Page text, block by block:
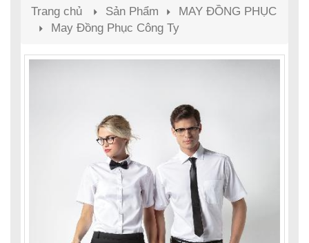
Trang chủ Sản Phẩm
MAY ĐỒNG PHỤC
May Đồng Phục Công Ty